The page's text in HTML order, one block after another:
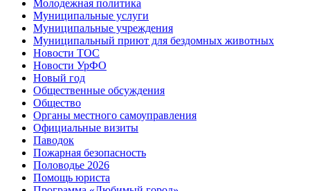
Молодежная политика
Муниципальные услуги
Муниципальные учреждения
Муниципальный приют для бездомных животных
Новости ТОС
Новости УрФО
Новый год
Общественные обсуждения
Общество
Органы местного самоуправления
Официальные визиты
Паводок
Пожарная безопасность
Половодье 2026
Помощь юриста